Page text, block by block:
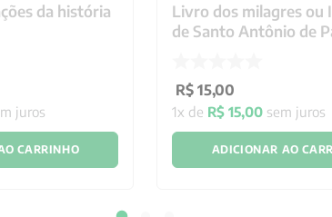
e formação
aplicativo do
175 VII – A
177 1
178 1.2 A
2 Metodologia
na pesquisa, 183
pesquisa, 185 3.1
da história
juros
CARRINHO
Livro dos milagres ou
de Santo Antônio de
R$ 15,00
1x de R$ 15,00 sem juros
ADICIONAR AO